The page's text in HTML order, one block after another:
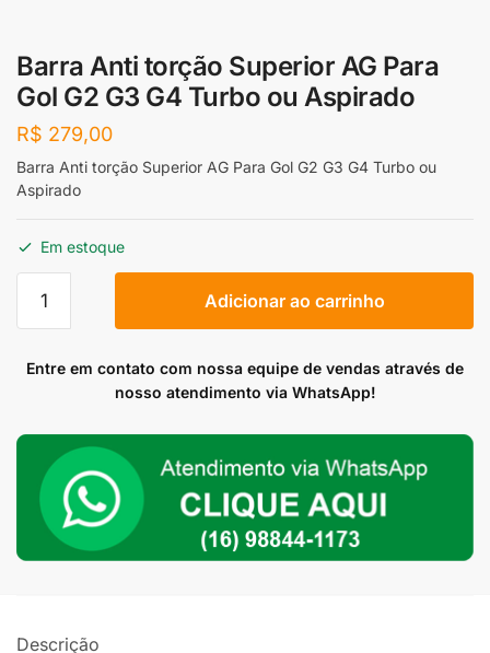
Barra Anti torção Superior AG Para
Gol G2 G3 G4 Turbo ou Aspirado
R$ 279,00
Barra Anti torção Superior AG Para Gol G2 G3 G4 Turbo ou
Aspirado
Em estoque
Anti
Superior
Gol
Turbo
Adicionar ao carrinho
Entre em contato com nossa equipe de vendas através de
nosso atendimento via WhatsApp!
Descrição